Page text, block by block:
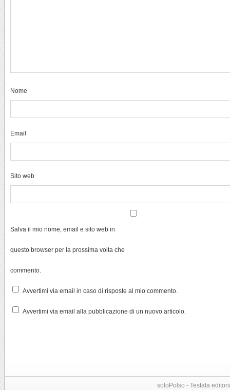
Nome
Email
Sito web
Salva il mio nome, email e sito web in
questo browser per la prossima volta che
commento.
Avvertimi via email in caso di risposte al mio commento.
Avvertimi via email alla pubblicazione di un nuovo articolo.
soloPolso - Testata